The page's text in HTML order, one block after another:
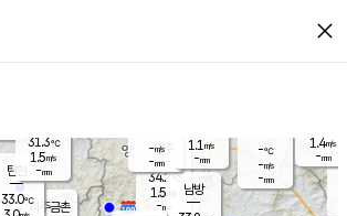
close
양주
34.2℃
1.5
-mm
파주금촌
-℃
-m/s
-mm
탄현
33.0℃
1.4m/s
-mm
남방
-m/s
-mm
31.3℃
1.5m/s
-mm
1.1 m/s
-mm